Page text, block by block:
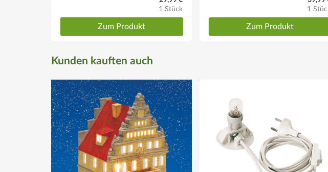
1 Stück
Zum Produkt
1
Zum Produkt
Kunden kauften auch